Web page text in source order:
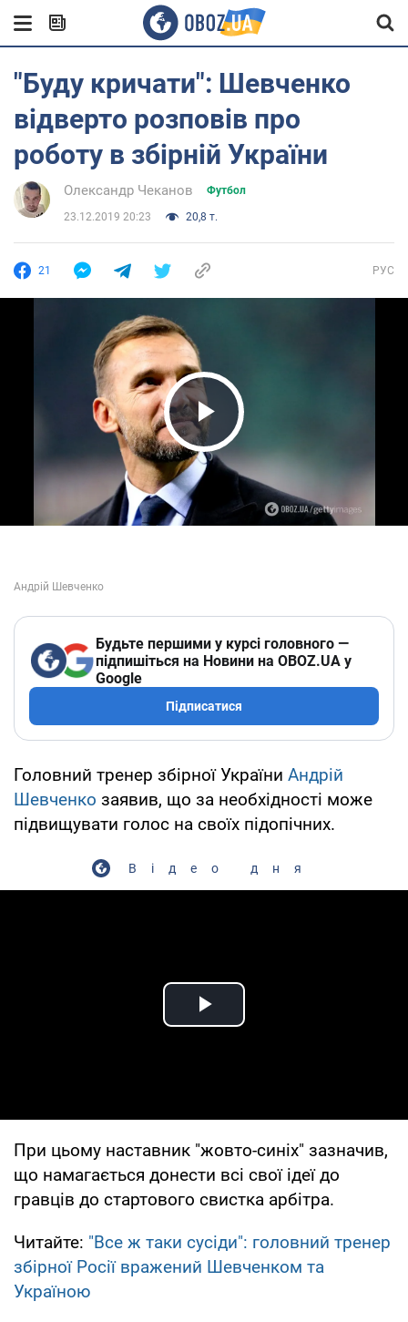
"Буду кричати": Шевченко
відверто розповів про
роботу в збірній України
Олександр Чеканов Футбол
23.12.2019 20:23 20,8 т.
21 РУС
Play Video
Будьте першими у курсі головного —
підпишіться на Новини на OBOZ.UA у
Google
Підписатися
Головний тренер збірної України Андрій
Шевченко заявив, що за необхідності може
підвищувати голос на своїх підопічних.
Відео дня
Play Video
При цьому наставник "жовто-синіх" зазначив,
що намагається донести всі свої ідеї до
гравців до стартового свистка арбітра.
Читайте: "Все ж таки сусіди": головний тренер
збірної Росії вражений Шевченком та
Україною